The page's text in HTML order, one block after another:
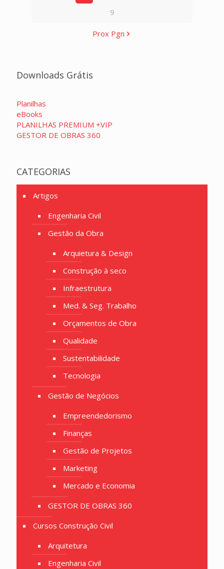
9
Prox Pgn
Downloads Grátis
Planilhas
eBooks
PLANILHAS PREMIUM +VIP
GESTOR DE OBRAS 360
CATEGORIAS
Artigos
Engenharia Civil
Gestão da Obra
Arquietura & Design
Construção à seco
Infraestrutura
Med. & Seg. Trabalho
Orçamentos de Obra
Qualidade
Sustentabilidade
Tecnologia
Gestão de Negócios
Empreendedorismo
Finanças
Gestão de Projetos
Marketing
Mercado e Economia
GESTOR DE OBRAS 360
Cursos Construção Civil
Arquitetura
Engenharia Civil